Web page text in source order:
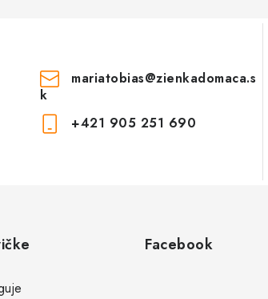
mariatobias@zienkadomaca.s
k
+421 905 251 690
Facebook